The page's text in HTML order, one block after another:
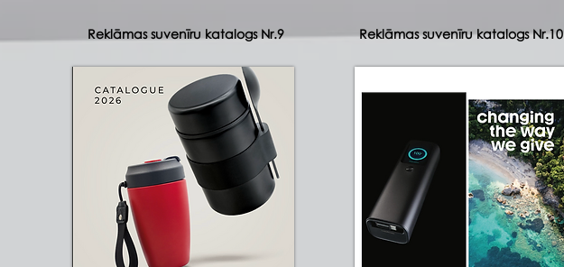
Reklāmas suvenīru katalogs Nr.9 Reklāmas suvenīru katalogs Nr.10